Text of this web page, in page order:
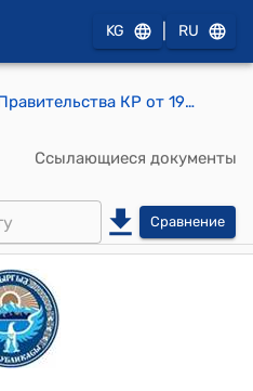
KG RU
Постановление Правительства КР от 19 ноября 2007 года № 556 "О мерах по упорядочению функционирования пунктов пропуска через государственную границу Кыргызской Республики, предназначенных для международного автомобильного, воздушного и железнодорожного сообщения, и внутренних стационарных постов на автомобильных дорогах Кыргызской Республики"
Ссылающиеся документы
Сравнение